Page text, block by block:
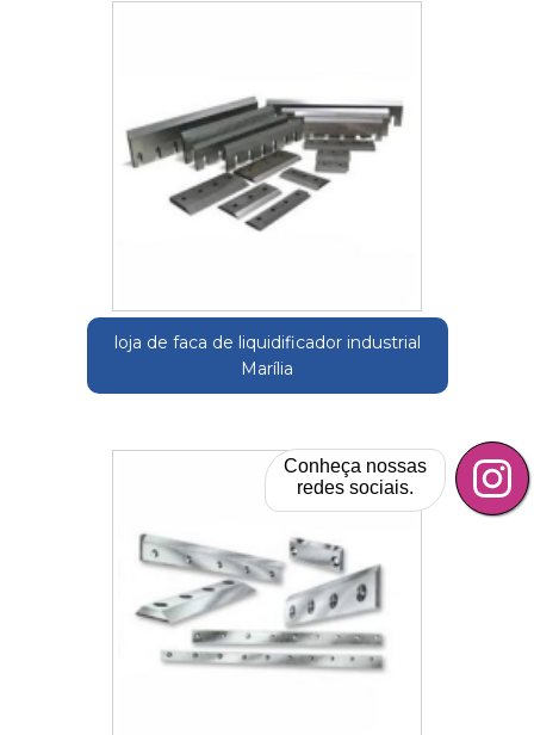
loja de faca de liquidificador industrial
Marília
Conheça nossas
redes sociais.